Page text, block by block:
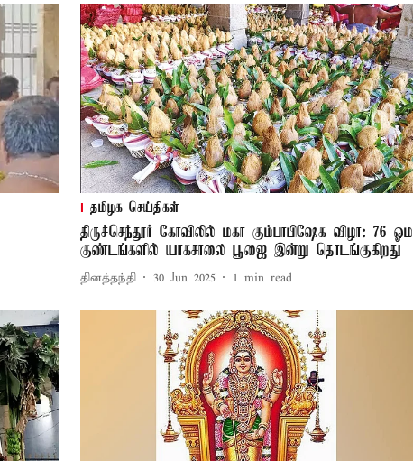
தமிழக செய்திகள்
திருச்செந்தூர் கோவிலில் மகா கும்பாபிஷேக விழா: 76 ஓம
குண்டங்களில் யாகசாலை பூஜை இன்று தொடங்குகிறது
தினத்தந்தி 30 Jun 2025 1 min read